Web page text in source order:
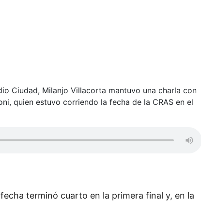
Ciudad, Milanjo Villacorta mantuvo una charla con
quien estuvo corriendo la fecha de la CRAS en el
terminó cuarto en la primera final y, en la